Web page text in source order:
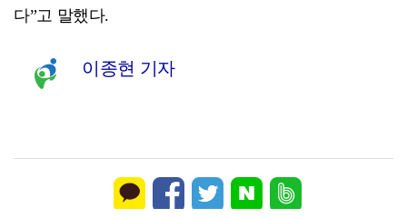
다”고 말했다.
이종현 기자